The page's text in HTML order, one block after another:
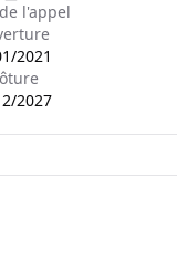
l'appel
2021
2027